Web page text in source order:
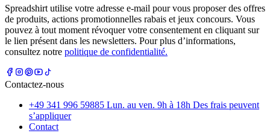
Spreadshirt utilise votre adresse e-mail pour vous proposer des offres
de produits, actions promotionnelles rabais et jeux concours. Vous
pouvez à tout moment révoquer votre consentement en cliquant sur
le lien présent dans les newsletters. Pour plus d’informations,
consultez notre politique de confidentialité.
Contactez-nous
+49 341 996 59885 Lun. au ven. 9h à 18h Des frais peuvent
s’appliquer
Contact